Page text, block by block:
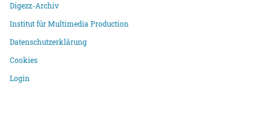
Digezz-Archiv
Institut für Multimedia Production
Datenschutzerklärung
Cookies
Login